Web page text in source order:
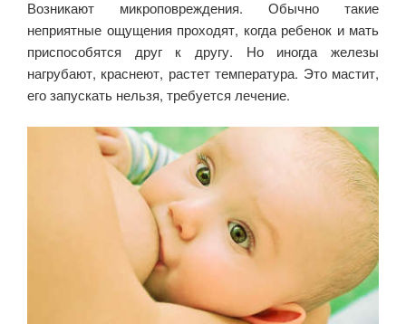
Возникают микроповреждения. Обычно такие
неприятные ощущения проходят, когда ребенок и мать
приспособятся друг к другу. Но иногда железы
нагрубают, краснеют, растет температура. Это мастит,
его запускать нельзя, требуется лечение.